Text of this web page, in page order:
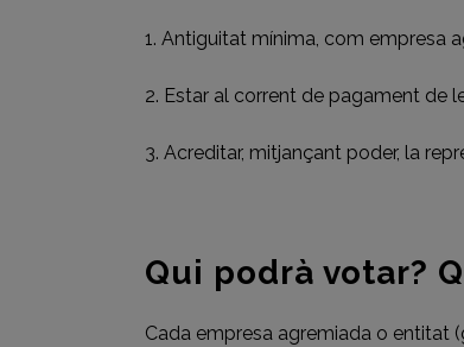
1. Antiguitat mínima, com empresa
2. Estar al corrent de pagament de
3. Acreditar, mitjançant poder, la
Qui podrà votar?
Cada empresa agremiada o entitat